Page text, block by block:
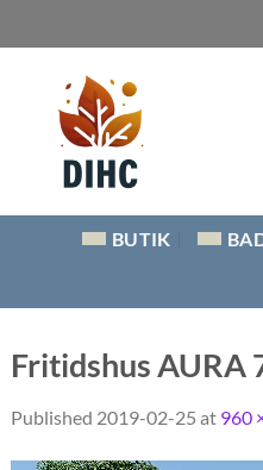
BUTIK
Fritidshus AURA
Published 2019-02-25 at 960